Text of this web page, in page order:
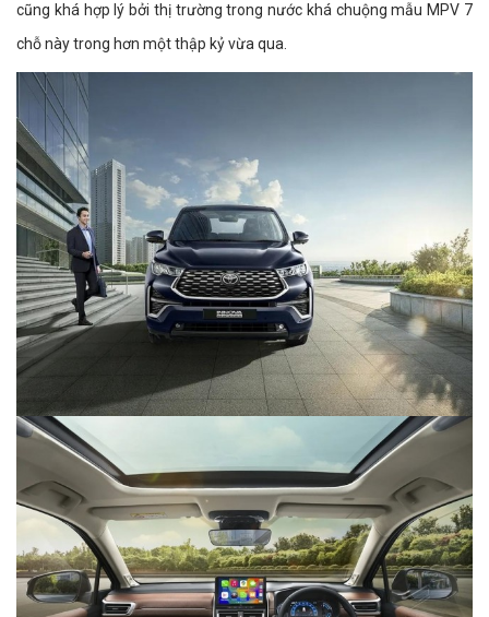
cũng khá hợp lý bởi thị trường trong nước khá chuộng mẫu MPV 7
chỗ này trong hơn một thập kỷ vừa qua.